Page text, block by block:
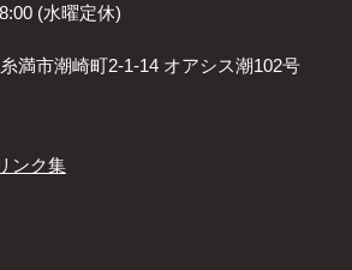
(水曜定休)
満市潮崎町2-1-14 オアシス潮102号
ンク集